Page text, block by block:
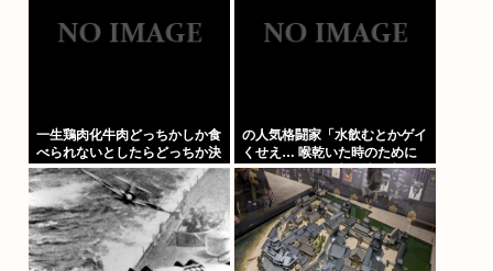
一生鶏肉化牛肉どっちかしか食
べられないとしたらどっちか決
めれる？
の人気格闘家「水飲むとかゲイ
くせえ… 喉乾いた時のために
ちっちゃいゲイ水筒持ち歩くと
か。」